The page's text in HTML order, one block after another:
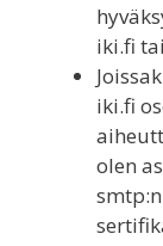
iki.fi
iki.fi
olen